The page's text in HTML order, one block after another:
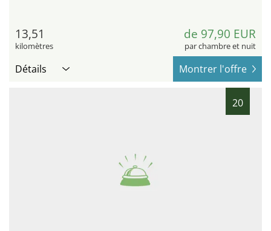
13,51
kilomètres
de 97,90 EUR
par chambre et nuit
Détails Montrer l'offre
20